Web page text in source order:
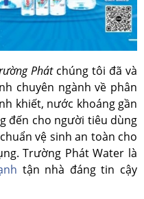
Phátchúng tôi đã và
chuyên ngành về phân
khiết, nước khoáng gần
đến cho người tiêu dùng
vệ sinh an toàn cho
Trường Phát Water là
tận nhà đáng tin cậy